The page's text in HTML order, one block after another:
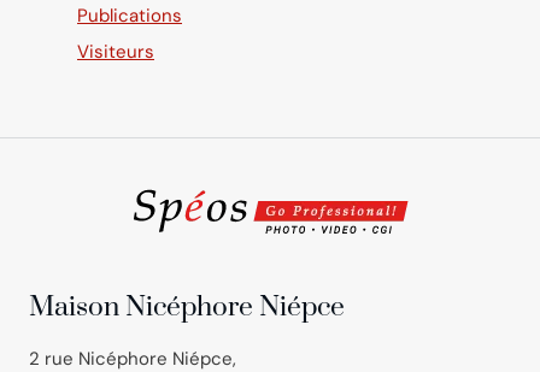
Publications
Visiteurs
Maison Nicéphore Niépce
2 rue Nicéphore Niépce,